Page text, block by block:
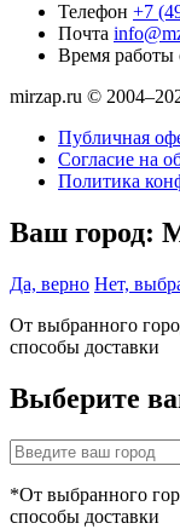
Телефон +7
Почта
Время работы
mirzap.ru ©
Публичная
Согласие на
Политика
Ваш город:
Да, верно Нет,
От выбранного
способы доставки
Выберите
*От выбранного
способы доставки